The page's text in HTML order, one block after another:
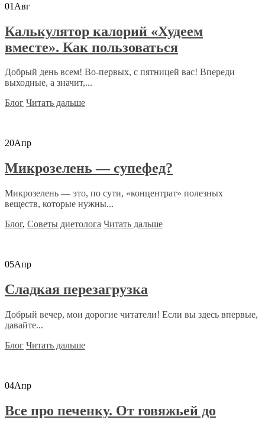
01 Авг
Калькулятор калорий «Худеем
вместе». Как пользоваться
Добрый день всем! Во-первых, с пятницей вас! Впереди
выходные, а значит,...
Блог Читать дальше
20Апр
Микрозелень — супефед?
Микрозелень — это, по сути, «концентрат» полезных
веществ, которые нужны...
Блог, Советы диетолога Читать дальше
05Апр
Сладкая перезагрузка
Добрый вечер, мои дорогие читатели! Если вы здесь впервые,
давайте...
Блог Читать дальше
04Апр
Все про печенку. От говяжьей до